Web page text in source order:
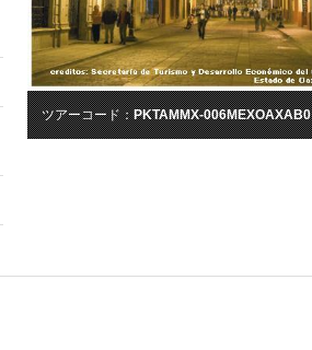
ツアーコード：PKTAMMX-006MEXOAXAB0